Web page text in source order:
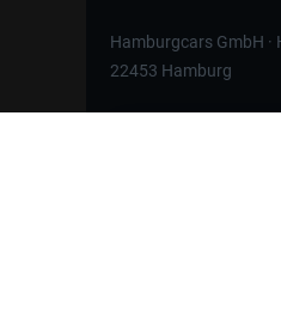
Hamburgcars GmbH ·
22453 Hamburg